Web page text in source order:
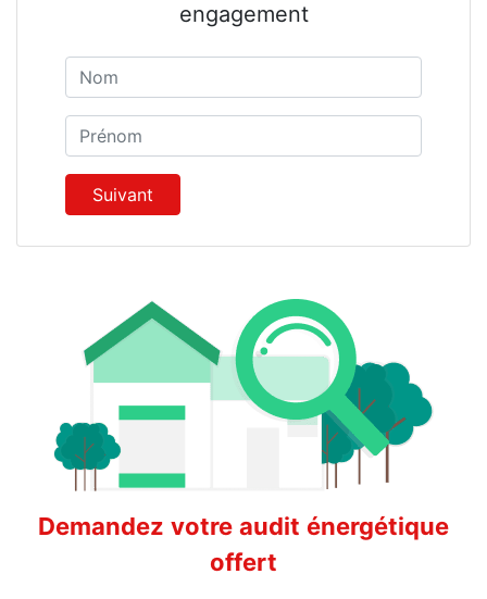
engagement
Prénom
Suivant
Demandez votre audit énergétique
offert